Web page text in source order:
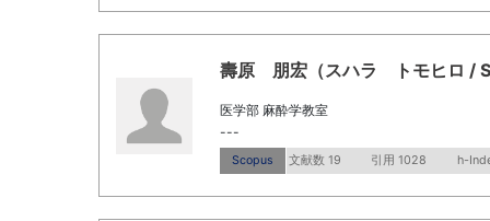
壽原 朋宏（スハラ トモヒロ /
医学部 麻酔学教室
---
Scopus 文献数 19 引用 1028 h-